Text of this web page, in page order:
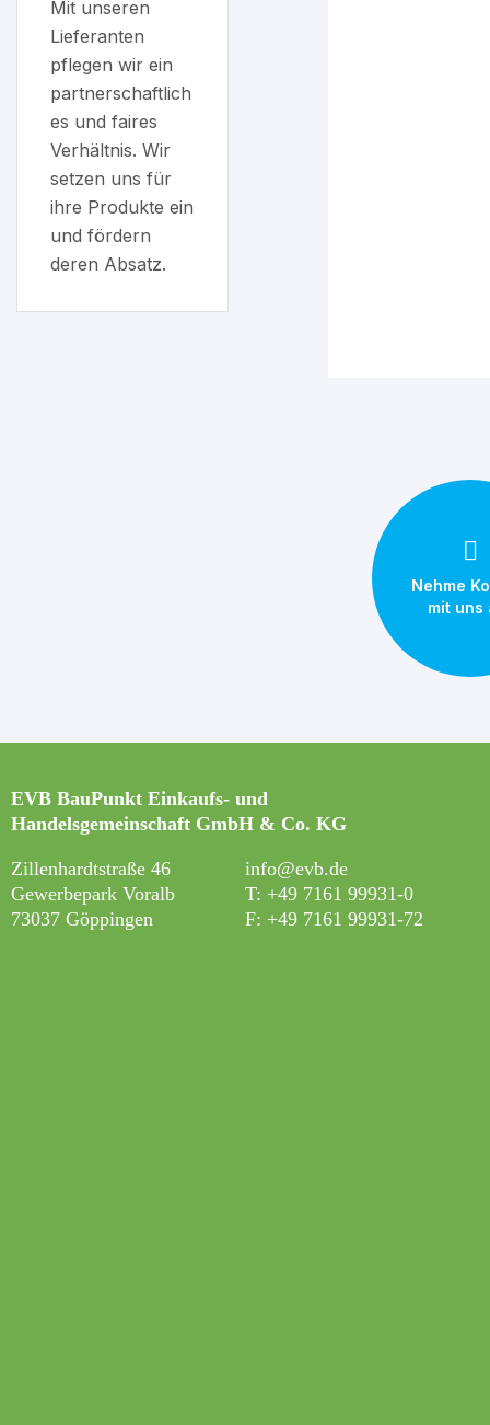
Mit unseren
Lieferanten
pflegen wir ein
partnerschaftlich
es und faires
Verhältnis. Wir
setzen uns für
ihre Produkte ein
und fördern
deren Absatz.
Nehme
mit uns
EVB BauPunkt Einkaufs- und
Handelsgemeinschaft GmbH & Co. KG
Zillenhardtstraße 46
Gewerbepark Voralb
73037 Göppingen
info@evb.de
T: +49 7161 99931-0
F: +49 7161 99931-72